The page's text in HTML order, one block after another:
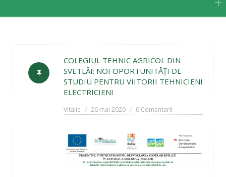
content
COLEGIUL TEHNIC AGRICOL DIN
SVETLÂI: NOI OPORTUNITĂȚI DE
STUDIU PENTRU VIITORII TEHNICIENI
ELECTRICIENI
Vitalie 26 mai 2020 0 Comentarii